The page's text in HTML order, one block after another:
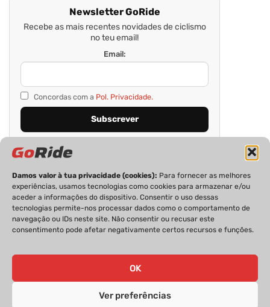
Damos valor à tua privacidade (cookies): Para fornecer as melhores
experiências, usamos tecnologias como cookies para armazenar e/ou
aceder a informações do dispositivo. Consentir o uso dessas
tecnologias permite-nos processar dados como o comportamento de
navegação ou IDs neste site. Não consentir ou recusar este
consentimento pode afetar negativamente certos recursos e funções.
OK
Ver preferências
Newsletter GoRide
Recebe as mais recentes novidades de ciclismo
no teu email!
Email:
Concordas com a Pol. Privacidade.
PRIVACIDADE FICHA TÉCNICA
ESTATUTO EDITORIAL